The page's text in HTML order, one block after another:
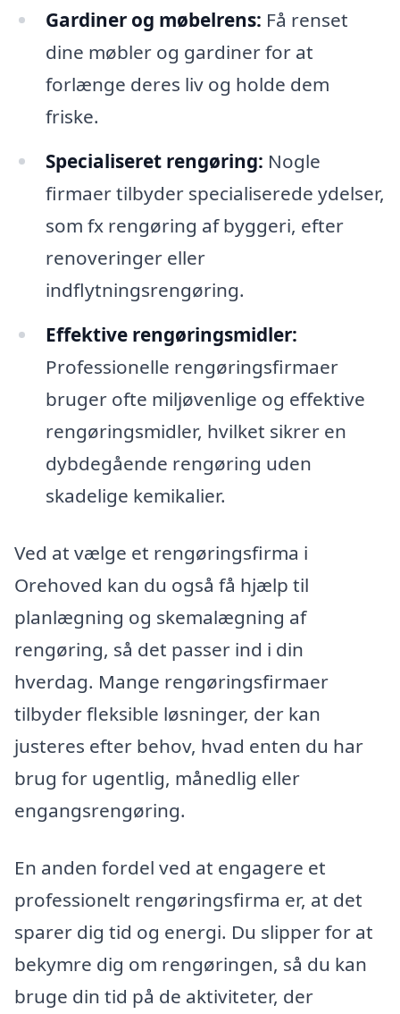
Gardiner og møbelrens: Få renset
dine møbler og gardiner for at
forlænge deres liv og holde dem
friske.
Specialiseret rengøring: Nogle
firmaer tilbyder specialiserede ydelser,
som fx rengøring af byggeri, efter
renoveringer eller
indflytningsrengøring.
Effektive rengøringsmidler:
Professionelle rengøringsfirmaer
bruger ofte miljøvenlige og effektive
rengøringsmidler, hvilket sikrer en
dybdegående rengøring uden
skadelige kemikalier.
Ved at vælge et rengøringsfirma i
Orehoved kan du også få hjælp til
planlægning og skemalægning af
rengøring, så det passer ind i din
hverdag. Mange rengøringsfirmaer
tilbyder fleksible løsninger, der kan
justeres efter behov, hvad enten du har
brug for ugentlig, månedlig eller
engangsrengøring.
En anden fordel ved at engagere et
professionelt rengøringsfirma er, at det
sparer dig tid og energi. Du slipper for at
bekymre dig om rengøringen, så du kan
bruge din tid på de aktiviteter, der